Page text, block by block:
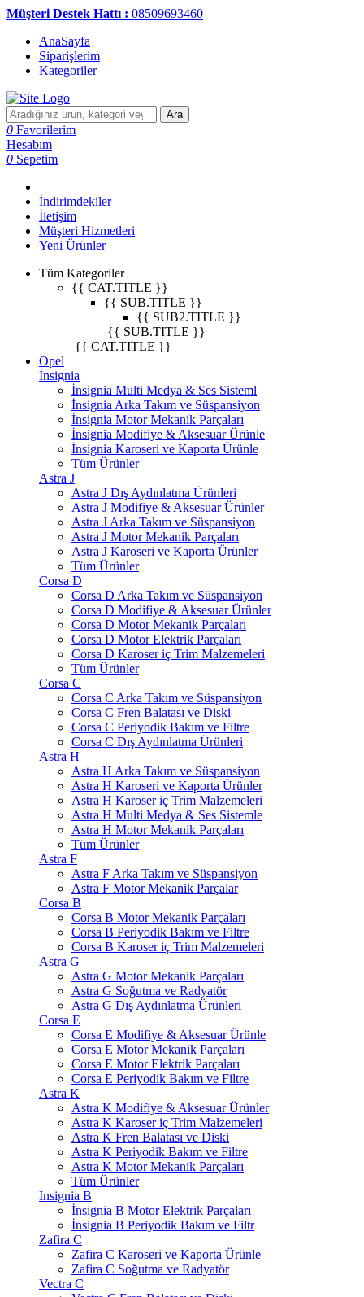
Müşteri Destek Hattı : 08509693460
AnaSayfa
Siparişlerim
Kategoriler
Ara
0 Favorilerim
Hesabım
0 Sepetim
İndirimdekiler
İletişim
Müşteri Hizmetleri
Yeni Ürünler
Tüm Kategoriler
{{ CAT.TITLE }}
{{ SUB.TITLE }}
{{ SUB2.TITLE }}
{{ SUB.TITLE }}
{{ CAT.TITLE }}
Opel
İnsignia
İnsignia Multi Medya & Ses Sisteml
İnsignia Arka Takım ve Süspansiyon
İnsignia Motor Mekanik Parçaları
İnsignia Modifiye & Aksesuar Ürünle
İnsignia Karoseri ve Kaporta Ürünle
Tüm Ürünler
Astra J
Astra J Dış Aydınlatma Ürünleri
Astra J Modifiye & Aksesuar Ürünler
Astra J Arka Takım ve Süspansiyon
Astra J Motor Mekanik Parçaları
Astra J Karoseri ve Kaporta Ürünler
Tüm Ürünler
Corsa D
Corsa D Arka Takım ve Süspansiyon
Corsa D Modifiye & Aksesuar Ürünler
Corsa D Motor Mekanik Parçaları
Corsa D Motor Elektrik Parçaları
Corsa D Karoser iç Trim Malzemeleri
Tüm Ürünler
Corsa C
Corsa C Arka Takım ve Süspansiyon
Corsa C Fren Balatası ve Diski
Corsa C Periyodik Bakım ve Filtre
Corsa C Dış Aydınlatma Ürünleri
Astra H
Astra H Arka Takım ve Süspansiyon
Astra H Karoseri ve Kaporta Ürünler
Astra H Karoser iç Trim Malzemeleri
Astra H Multi Medya & Ses Sistemle
Astra H Motor Mekanik Parçaları
Tüm Ürünler
Astra F
Astra F Arka Takım ve Süspansiyon
Astra F Motor Mekanik Parçalar
Corsa B
Corsa B Motor Mekanik Parçaları
Corsa B Periyodik Bakım ve Filtre
Corsa B Karoser iç Trim Malzemeleri
Astra G
Astra G Motor Mekanik Parçaları
Astra G Soğutma ve Radyatör
Astra G Dış Aydınlatma Ürünleri
Corsa E
Corsa E Modifiye & Aksesuar Ürünle
Corsa E Motor Mekanik Parçaları
Corsa E Motor Elektrik Parçaları
Corsa E Periyodik Bakım ve Filtre
Astra K
Astra K Modifiye & Aksesuar Ürünler
Astra K Karoser iç Trim Malzemeleri
Astra K Fren Balatası ve Diski
Astra K Periyodik Bakım ve Filtre
Astra K Motor Mekanik Parçaları
Tüm Ürünler
İnsignia B
İnsignia B Motor Elektrik Parçaları
İnsignia B Periyodik Bakım ve Filtr
Zafira C
Zafira C Karoseri ve Kaporta Ürünle
Zafira C Soğutma ve Radyatör
Vectra C